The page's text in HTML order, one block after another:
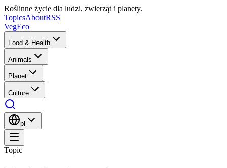
Roślinne życie dla ludzi, zwierząt i planety.
TopicsAboutRSS
VegEco
Food & Health
Animals
Planet
Culture
pl
Topic